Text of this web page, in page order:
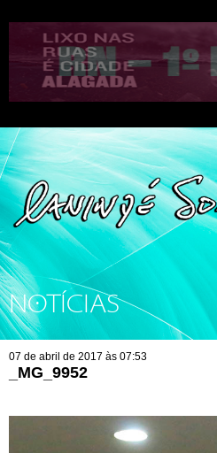
NOTÍCIAS
07 de abril de 2017 às 07:53
_MG_9952